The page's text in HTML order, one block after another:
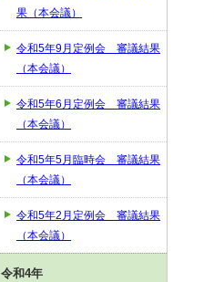
果（本会議）
令和5年9月定例会 審議結果
（本会議）
令和5年6月定例会 審議結果
（本会議）
令和5年5月臨時会 審議結果
（本会議）
令和5年2月定例会 審議結果
（本会議）
令和4年